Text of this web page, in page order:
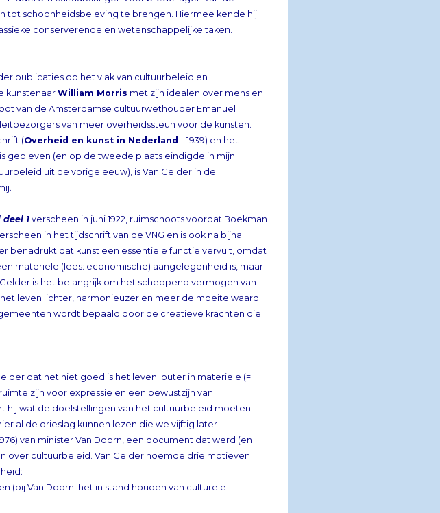
conserverende en wetenschappelijke taken.
publicaties op het vlak van cultuurbeleid en
kunstenaar William Morris met zijn idealen over mens en
samenleving. Van Gelder was tijd- en partijgenoot van de Amsterdamse cultuurwethouder Emanuel
Boekman. Samen manifesteerden zij zich als pleitbezorgers van meer overheidssteun voor de kunsten.
(Overheid en kunst in Nederland – 1939) en het
gelijknamige kenniscentrum in de herinnering is gebleven (en op de tweede plaats eindigde in mijn
enquête over het belangrijkste boek over cultuurbeleid uit de vorige eeuw), is Van Gelder in de
1 verscheen in juni 1922, ruimschoots voordat Boekman
met zijn dissertatie furore maakte. Het artikel verscheen in het tijdschrift van de VNG en is ook na bijna
honderd jaar nog verassend actueel. Van Gelder benadrukt dat kunst een essentiële functie vervult, omdat
de groei en bloei van gemeenten niet alleen een materiele (lees: economische) aangelegenheid is, maar
ook een ideëel component kent. Volgens Van Gelder is het belangrijk om het scheppend vermogen van
mensen aan te spreken en te benutten om zo het leven lichter, harmonieuzer en meer de moeite waard
te maken. Hij stelt daarbij dat het karakter van gemeenten wordt bepaald door de creatieve krachten die
dat het niet goed is het leven louter in materiele (=
ruimte zijn voor expressie en een bewustzijn van
hij wat de doelstellingen van het cultuurbeleid moeten
hier al de drieslag kunnen lezen die we vijftig later
van minister Van Doorn, een document dat werd (en
beschouwd als een ijkpunt in het denken over cultuurbeleid. Van Gelder noemde drie motieven
Van Doorn: het in stand houden van culturele